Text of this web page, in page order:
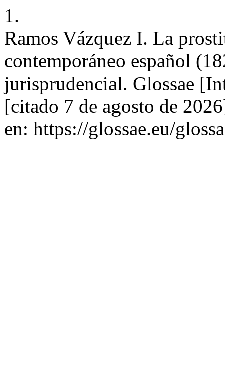
1.
Ramos Vázquez I. La
contemporáneo español
jurisprudencial. Glossae
[citado 7 de agosto de
en: https://glossae.eu/